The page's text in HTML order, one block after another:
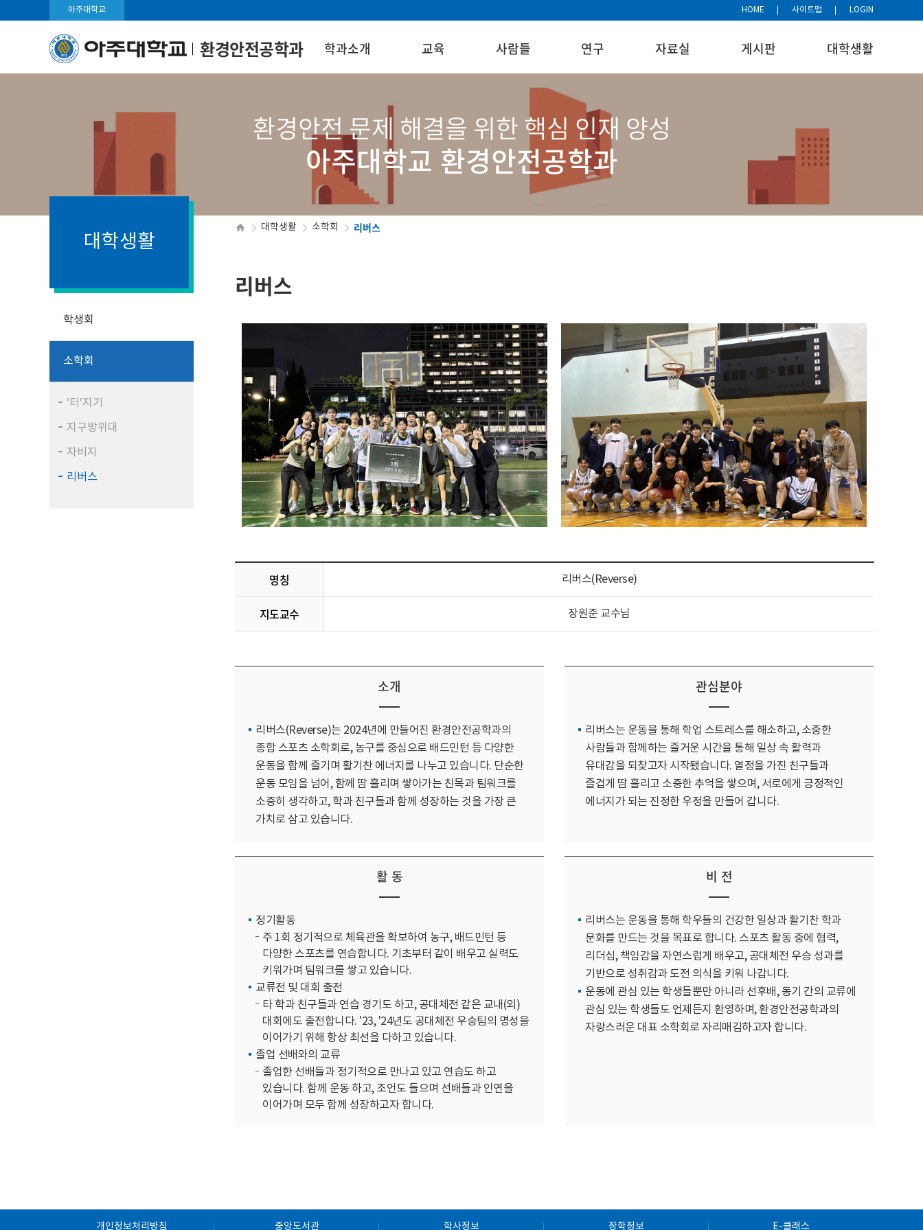
아주대학교 HOME 사이트맵 LOGIN
환경안전공학과 학과소개 교육 사람들 연구 자료실 게시판 대학생활
환경안전 문제 해결을 위한 핵심 인재 양성
아주대학교 환경안전공학과
대학생활
학생회
소학회
‘터’지기
지구방위대
자비지
리버스
대학생활 소학회 리버스
리버스
명칭 리버스(Reverse)
지도교수 장원준 교수님
소개
리버스(Reverse)는 2024년에 만들어진 환경안전공학과의
종합 스포츠 소학회로, 농구를 중심으로 배드민턴 등 다양한
운동을 함께 즐기며 활기찬 에너지를 나누고 있습니다. 단순한
운동 모임을 넘어, 함께 땀 흘리며 쌓아가는 친목과 팀워크를
소중히 생각하고, 학과 친구들과 함께 성장하는 것을 가장 큰
가치로 삼고 있습니다.
관심분야
리버스는 운동을 통해 학업 스트레스를 해소하고, 소중한
사람들과 함께하는 즐거운 시간을 통해 일상 속 활력과
유대감을 되찾고자 시작됐습니다. 열정을 가진 친구들과
즐겁게 땀 흘리고 소중한 추억을 쌓으며, 서로에게 긍정적인
에너지가 되는 진정한 우정을 만들어 갑니다.
활 동
정기활동
주 1회 정기적으로 체육관을 확보하여 농구, 배드민턴 등
다양한 스포츠를 연습합니다. 기초부터 같이 배우고 실력도
키워가며 팀워크를 쌓고 있습니다.
교류전 및 대회 출전
타 학과 친구들과 연습 경기도 하고, 공대체전 같은 교내(외)
대회에도 출전합니다. '23, '24년도 공대체전 우승팀의 명성을
이어가기 위해 항상 최선을 다하고 있습니다.
졸업 선배와의 교류
졸업한 선배들과 정기적으로 만나고 있고 연습도 하고
있습니다. 함께 운동 하고, 조언도 들으며 선배들과 인연을
이어가며 모두 함께 성장하고자 합니다.
비 전
리버스는 운동을 통해 학우들의 건강한 일상과 활기찬 학과
문화를 만드는 것을 목표로 합니다. 스포츠 활동 중에 협력,
리더십, 책임감을 자연스럽게 배우고, 공대체전 우승 성과를
기반으로 성취감과 도전 의식을 키워 나갑니다.
운동에 관심 있는 학생들뿐만 아니라 선후배, 동기 간의 교류에
관심 있는 학생들도 언제든지 환영하며, 환경안전공학과의
자랑스러운 대표 소학회로 자리매김하고자 합니다.
개인정보처리방침 중앙도서관 학사정보 장학정보 E-클래스